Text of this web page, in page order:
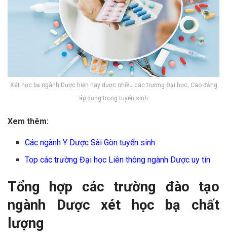
Xét học bạ ngành Dược hiện nay được nhiều các trường Đại học, Cao đẳng
áp dụng trong tuyển sinh
Xem thêm:
Các ngành Y Dược Sài Gòn tuyển sinh
Top các trường Đại học Liên thông ngành Dược uy tín
Tổng hợp các trường đào tạo
ngành Dược xét học bạ chất
lượng